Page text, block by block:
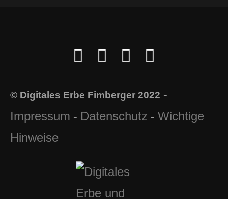
© Digitales Erbe Fimberger 2022 -
Impressum - Datenschutz - Wichtige
Hinweise